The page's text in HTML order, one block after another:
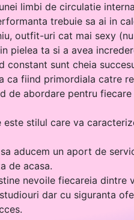
limbi de circulatie
trebuie sa ai in
outfit-uri cat mai sexy
ta si a avea
sunt cheia
ca fiind primordiala catre
de abordare pentru
stilul care va
aducem un aport de
de acasa.
nevoile fiecareia dintre
dar cu siguranta